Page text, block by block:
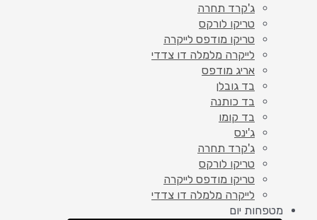
ג'קרד תחרה
טריקו לורקס
טריקו מודפס לייקרה
לייקרה מלמלה דו צדדי
אריג מודפס
בד גובלן
בד כותנה
בד קומו
ג'ינס
ג'קרד תחרה
טריקו לורקס
טריקו מודפס לייקרה
לייקרה מלמלה דו צדדי
מטפחות יום